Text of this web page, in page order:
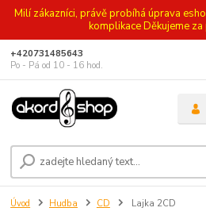
Milí zákazníci, právě probíhá úprava
komplikace Děkujeme
+420731485643
Po - Pá od 10 - 16 hod.
Úvod Hudba CD Lajka 2CD